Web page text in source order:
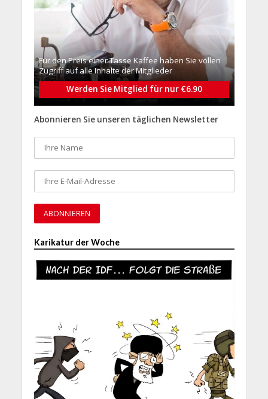
Für den Preis einer Tasse Kaffee haben Sie vollen
Zugriff auf alle Inhalte der Mitglieder
Werden Sie Mitglied für nur €6.90
Abonnieren Sie unseren täglichen Newsletter
Karikatur der Woche